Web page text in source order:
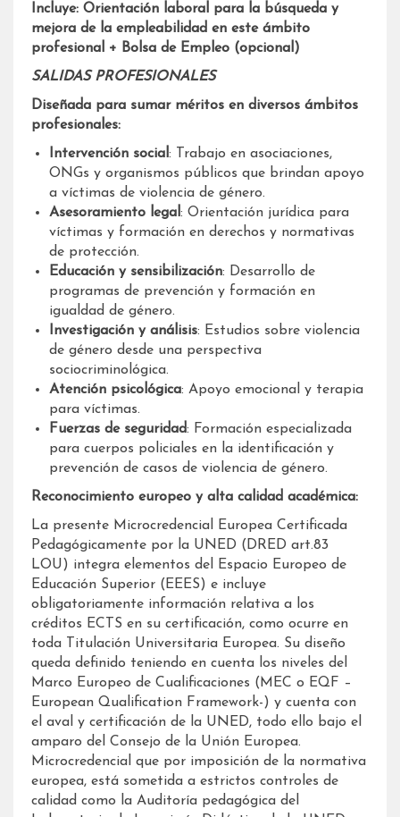
Incluye: Orientación laboral para la búsqueda y
mejora de la empleabilidad en este ámbito
profesional + Bolsa de Empleo (opcional)
SALIDAS PROFESIONALES
Diseñada para sumar méritos en diversos ámbitos
profesionales:
Intervención social : Trabajo en asociaciones,
ONGs y organismos públicos que brindan apoyo
a víctimas de violencia de género.
Asesoramiento legal : Orientación jurídica para
víctimas y formación en derechos y normativas
de protección.
Educación y sensibilización: Desarrollo de
programas de prevención y formación en
igualdad de género.
Investigación y análisis: Estudios sobre violencia
de género desde una perspectiva
sociocriminológica.
Atención psicológica: Apoyo emocional y terapia
para víctimas.
Fuerzas de seguridad: Formación especializada
para cuerpos policiales en la identificación y
prevención de casos de violencia de género.
Reconocimiento europeo y alta calidad académica:
La presente Microcredencial Europea Certificada
Pedagógicamente por la UNED (DRED art.83
LOU) integra elementos del Espacio Europeo de
Educación Superior (EEES) e incluye
obligatoriamente información relativa a los
créditos ECTS en su certificación, como ocurre en
toda Titulación Universitaria Europea. Su diseño
queda definido teniendo en cuenta los niveles del
Marco Europeo de Cualificaciones (MEC o EQF –
European Qualification Framework-) y cuenta con
el aval y certificación de la UNED, todo ello bajo el
amparo del Consejo de la Unión Europea.
Microcredencial que por imposición de la normativa
europea, está sometida a estrictos controles de
calidad como la Auditoría pedagógica del